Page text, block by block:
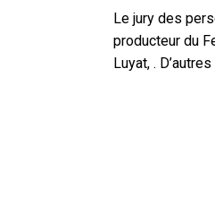
Le jury des
producteur du
Luyat, .